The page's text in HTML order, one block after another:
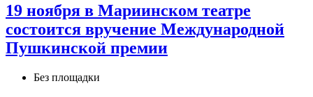
19 ноября в Мариинском театре
состоится вручение Международной
Пушкинской премии
Без площадки